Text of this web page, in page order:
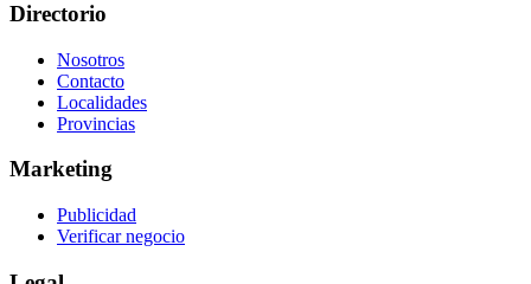
Directorio
Nosotros
Contacto
Localidades
Provincias
Marketing
Publicidad
Verificar negocio